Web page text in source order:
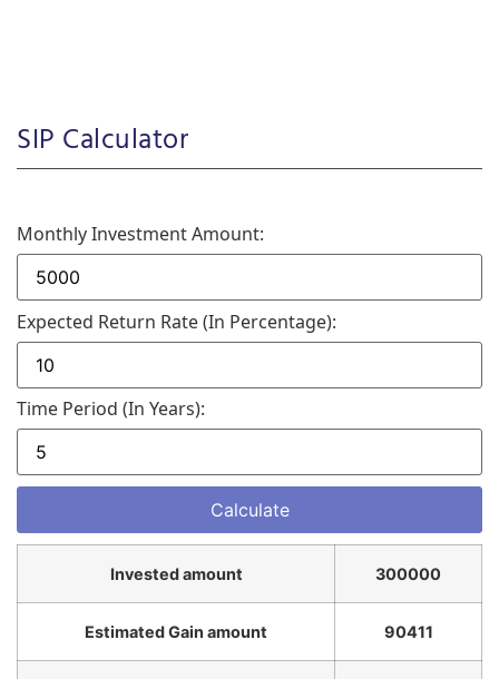
SIP Calculator
Monthly Investment Amount:
Expected Return Rate (in Percentage):
Time Period (in Years):
Invested amount 300000
Estimated Gain amount 90411